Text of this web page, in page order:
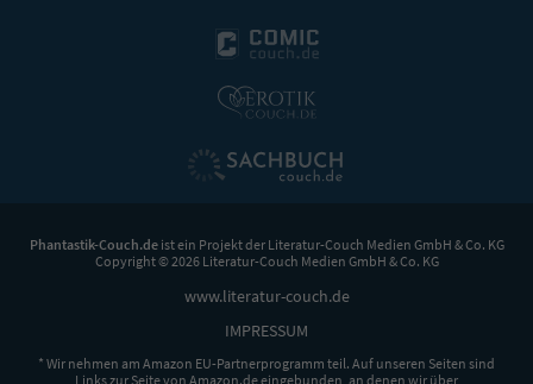
Phantastik-Couch.deist ein Projekt der Literatur-Couch Medien GmbH & Co. KG
Copyright © 2026 Literatur-Couch Medien GmbH & Co. KG
www.literatur-couch.de
IMPRESSUM
* Wir nehmen am Amazon EU-Partnerprogramm teil. Auf unseren Seiten sind
Links zur Seite von Amazon.de eingebunden, an denen wir über